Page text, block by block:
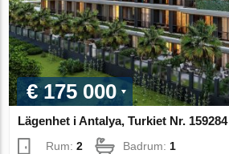
€ 175 000
Lägenhet i Antalya, Turkiet Nr. 159284
Rum:2 Badrum:1